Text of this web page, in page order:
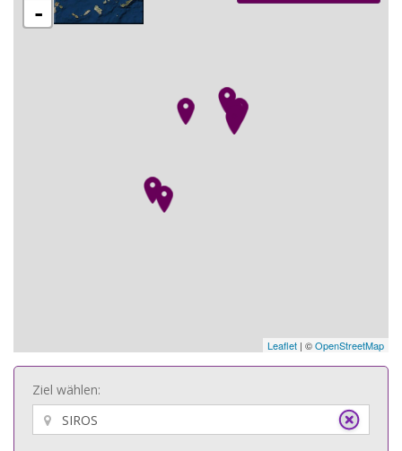
-
Leaflet | ©OpenStreetMap
Ziel wählen: